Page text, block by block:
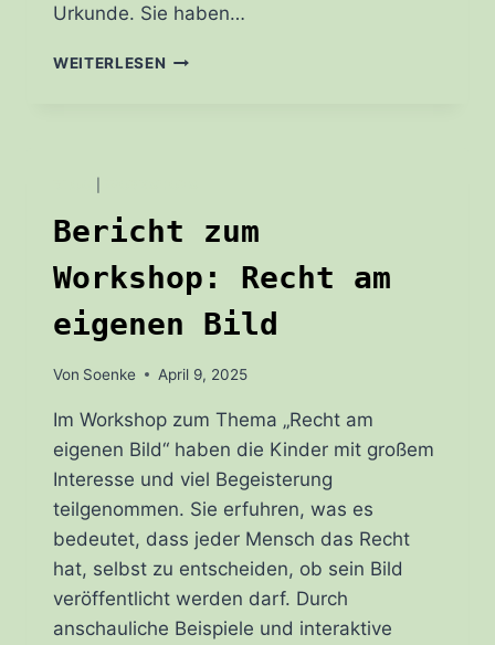
Urkunde. Sie haben…
WEITERLESEN WIR
Bericht zum
Workshop: Recht am
eigenen Bild
Von Soenke April 9, 2025
Im Workshop zum Thema „Recht am
eigenen Bild“ haben die Kinder mit großem
Interesse und viel Begeisterung
teilgenommen. Sie erfuhren, was es
bedeutet, dass jeder Mensch das Recht
hat, selbst zu entscheiden, ob sein Bild
veröffentlicht werden darf. Durch
anschauliche Beispiele und interaktive